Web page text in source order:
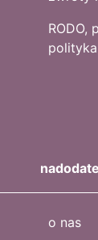
RODO,
o nas